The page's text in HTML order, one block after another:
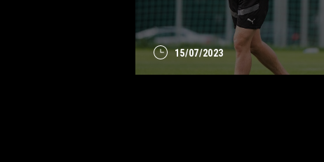
15/07/2023